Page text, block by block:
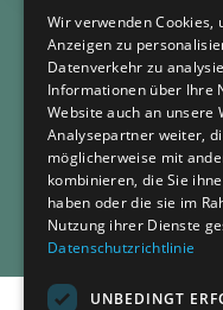
Kategorien
Wir verwenden Cookies,
Anzeigen zu
Datenverkehr zu
Informationen über Ihre
Website auch an unsere
Analysepartner weiter,
möglicherweise mit
kombinieren, die Sie
haben oder die sie im
Nutzung ihrer Dienste
Datenschutzrichtlinie
UNBEDINGT